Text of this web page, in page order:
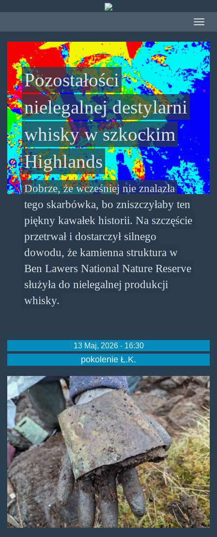
treści
Toggle
Pozostałości
nielegalnej destylarni
whisky w szkockim
Highlands
Dobrze, że wcześniej nie znalazła
tego skarbówka, bo zniszczyłaby ten
piękny kawałek historii. Na szczęście
przetrwał i dostarczył silnego
dowodu, że kamienna struktura w
Ben Lawers National Nature Reserve
służyła do nielegalnej produkcji
whisky.
13 Maj, 2026 - 16:30
pokolenie Ł.K.
kolnierzdestylatora.jpg